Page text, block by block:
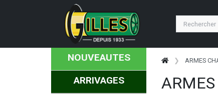
NOUVEAUTES
ARRIVAGES
ARMES